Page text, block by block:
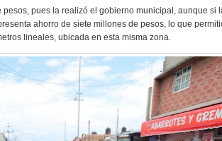
pues la realizó el gobierno municipal, aunque si
ahorro de siete millones de pesos, lo que
lineales, ubicada en esta misma zona.